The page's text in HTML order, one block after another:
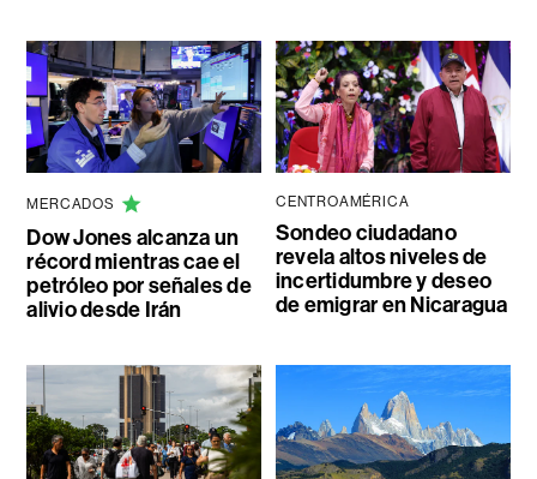
MERCADOS
Dow Jones alcanza un
récord mientras cae el
petróleo por señales de
alivio desde Irán
CENTROAMÉRICA
Sondeo ciudadano
revela altos niveles de
incertidumbre y deseo
de emigrar en Nicaragua